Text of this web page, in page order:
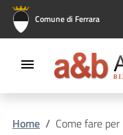
Vai al contenuto principale
Vai al footer
Comune di Ferrara
Home Come fare per